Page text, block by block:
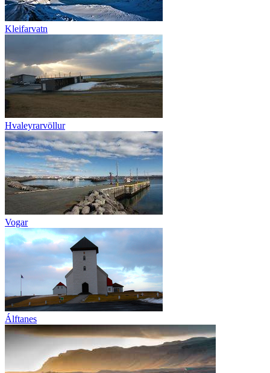
Kleifarvatn
Hvaleyrarvöllur
Vogar
Álftanes